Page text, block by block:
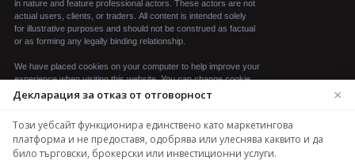
By continuing to use our website, you agree to our use
of cookies. See ourCookie Policyfor more
Декларация за отказ от отговорност ×
Този уебсайт функционира единствено като маркетингова
платформа и не предоставя, одобрява или улеснява каквито и да
било търговски, брокерски или инвестиционни услуги.